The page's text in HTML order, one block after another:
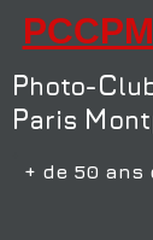
PCCPM
+ de 50 ans
Photo-C
Paris M